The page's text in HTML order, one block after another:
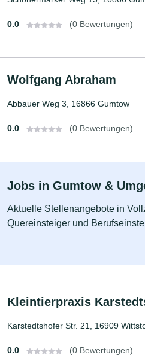
0.0 (0 Bewertungen)
Wolfgang Abraham
Abbauer Weg 3, 16866 Gumtow
0.0 (0 Bewertungen)
Jobs in Gumtow &
Aktuelle Stellenangebote in
Quereinsteiger und
Kleintierpraxis
Karstedtshofer Str. 21, 16909
0.0 (0 Bewertungen)